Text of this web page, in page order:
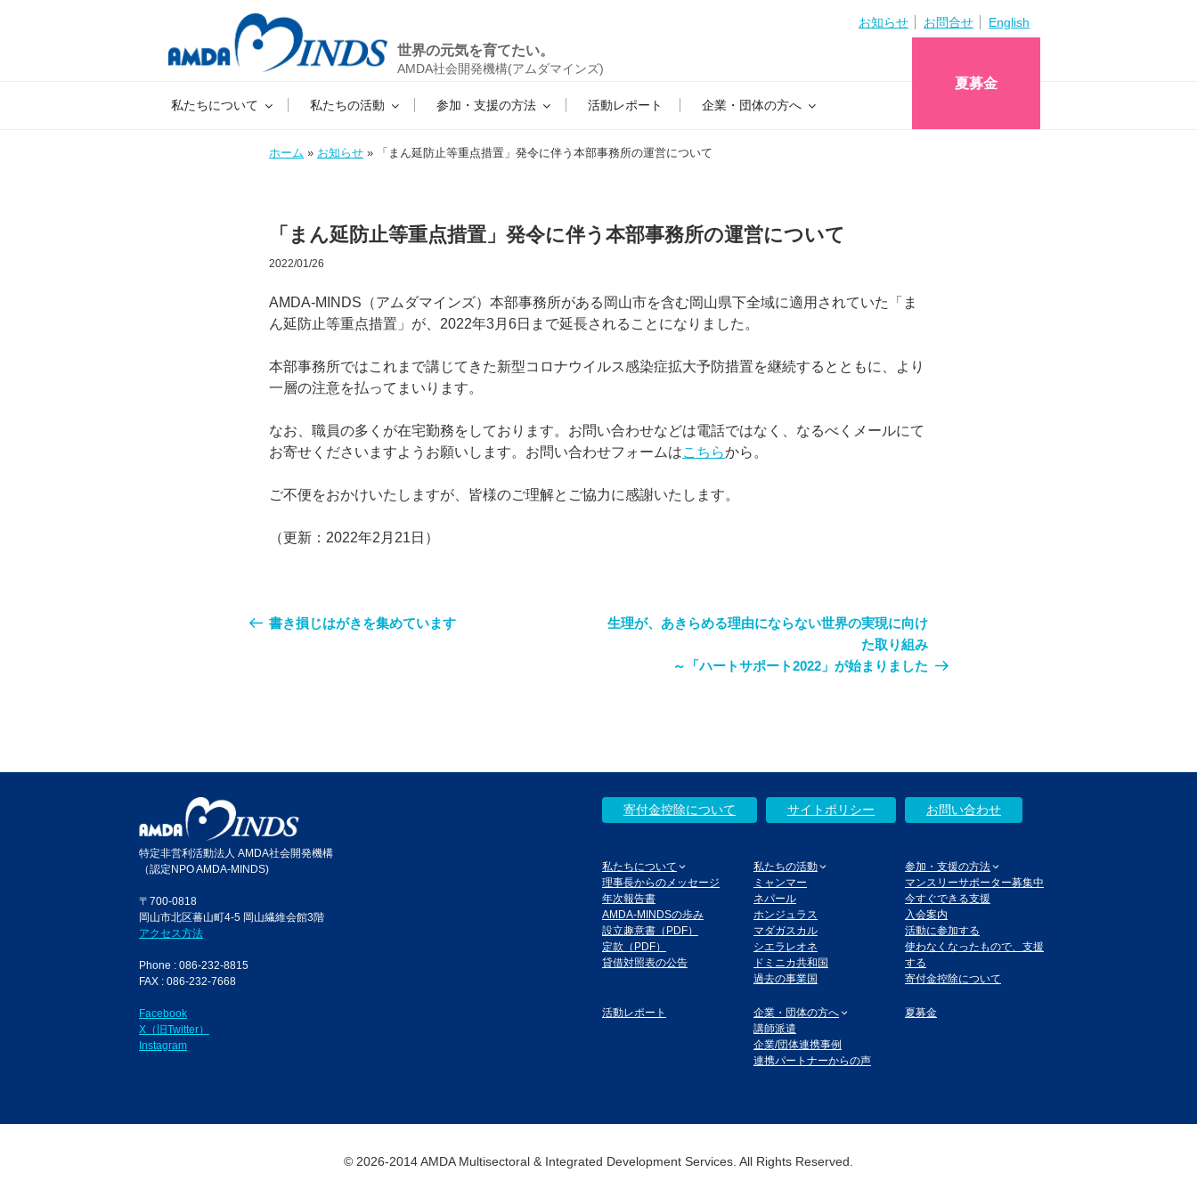
世界の元気を育てたい。
AMDA社会開発機構(アムダマインズ)
お知らせ お問合せ English
私たちについて 私たちの活動 参加・支援の方法 活動レポート 企業・団体の方へ
夏募金
ホーム » お知らせ » 「まん延防止等重点措置」発令に伴う本部事務所の運営について
「まん延防止等重点措置」発令に伴う本部事務所の運営について
2022/01/26
AMDA-MINDS（アムダマインズ）本部事務所がある岡山市を含む岡山県下全域に適用されていた「ま
ん延防止等重点措置」が、2022年3月6日まで延長されることになりました。
本部事務所ではこれまで講じてきた新型コロナウイルス感染症拡大予防措置を継続するとともに、より
一層の注意を払ってまいります。
なお、職員の多くが在宅勤務をしております。お問い合わせなどは電話ではなく、なるべくメールにて
お寄せくださいますようお願いします。お問い合わせフォームはこちらから。
ご不便をおかけいたしますが、皆様のご理解とご協力に感謝いたします。
（更新：2022年2月21日）
書き損じはがきを集めています
生理が、あきらめる理由にならない世界の実現に向け
た取り組み
～「ハートサポート2022」が始まりました
特定非営利活動法人 AMDA社会開発機構
（認定NPO AMDA-MINDS)
〒700-0818
岡山市北区蕃山町4-5 岡山繊維会館3階
アクセス方法
Phone : 086-232-8815
FAX : 086-232-7668
Facebook
X（旧Twitter）
Instagram
寄付金控除について サイトポリシー お問い合わせ
私たちについて
理事長からのメッセージ
年次報告書
AMDA-MINDSの歩み
設立趣意書（PDF）
定款（PDF）
貸借対照表の公告
私たちの活動
ミャンマー
ネパール
ホンジュラス
マダガスカル
シエラレオネ
ドミニカ共和国
過去の事業国
参加・支援の方法
マンスリーサポーター募集中
今すぐできる支援
入会案内
活動に参加する
使わなくなったもので、支援
する
寄付金控除について
活動レポート
企業・団体の方へ
講師派遣
企業/団体連携事例
連携パートナーからの声
夏募金
© 2026-2014 AMDA Multisectoral & Integrated Development Services. All Rights Reserved.